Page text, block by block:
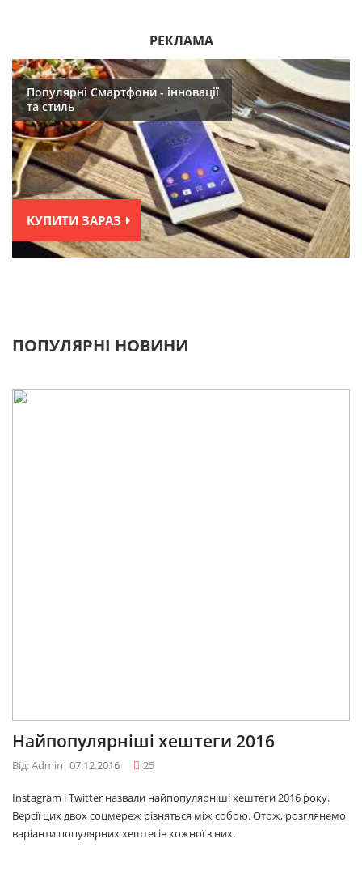
РЕКЛАМА
Популярні Смартфони - інновації
та стиль
КУПИТИ ЗАРАЗ
ПОПУЛЯРНІ НОВИНИ
Найпопулярніші хештеги 2016
Від: Admin 07.12.2016 25
Instagram і Twitter назвали найпопулярніші хештеги 2016 року.
Версії цих двох соцмереж різняться між собою. Отож, розглянемо
варіанти популярних хештегів кожної з них.